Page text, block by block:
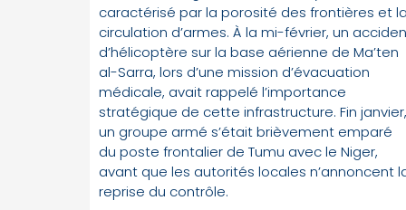
caractérisé par la porosité des frontières et
circulation d’armes. À la mi-février, un
d’hélicoptère sur la base aérienne de Ma’ten
al-Sarra, lors d’une mission d’évacuation
médicale, avait rappelé l’importance
stratégique de cette infrastructure. Fin janvier,
un groupe armé s’était brièvement emparé
du poste frontalier de Tumu avec le Niger,
avant que les autorités locales n’annoncent
reprise du contrôle.